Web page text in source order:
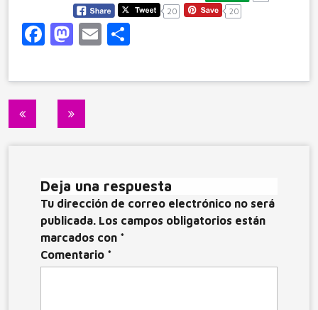
20 20
F
c
b
k
M
st
o
d
E
ai m
Navegación
Deja una respuesta
Tu dirección de correo electrónico no será
publicada. Los campos obligatorios están
marcados con *
Comentario *